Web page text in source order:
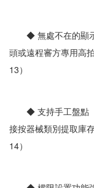
◆ 無處不在的顯示
頭或遠程審方專用高
13）
◆ 支持手工盤點（
接按器械類別提取庫
14）